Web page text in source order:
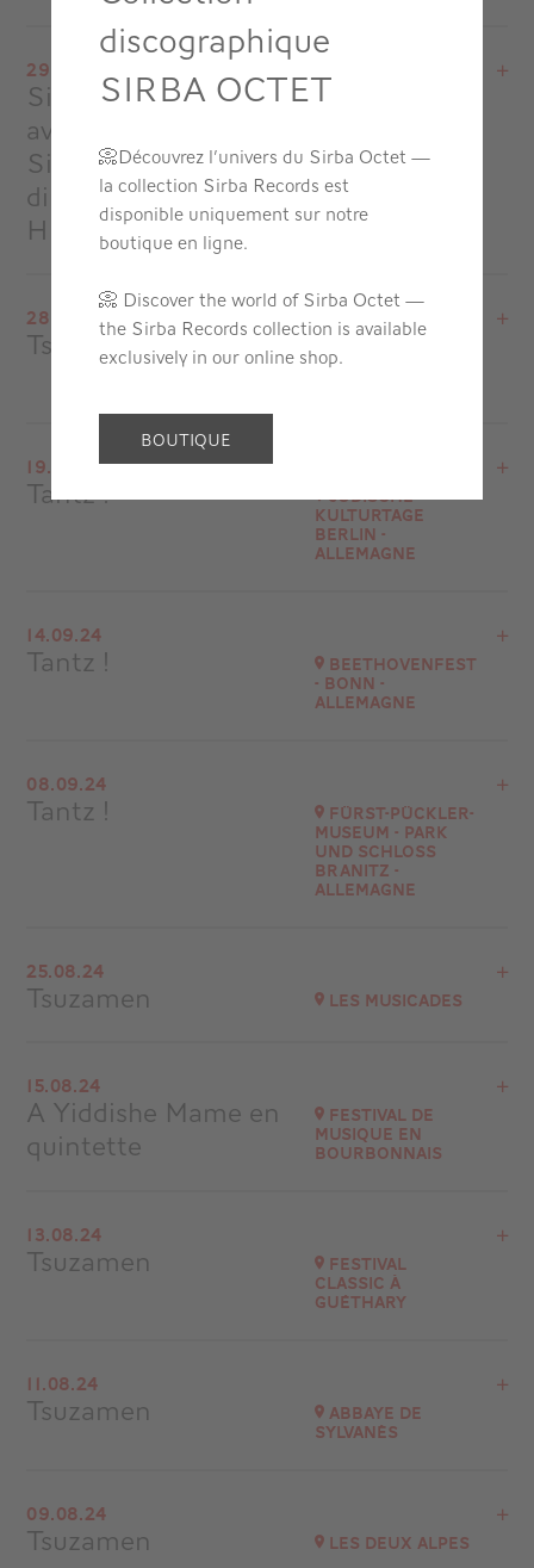
discographique
SIRBA OCTET
📀Découvrez l’univers du Sirba Octet —
la collection Sirba Records est
disponible uniquement sur notre
boutique en ligne.
📀 Discover the world of Sirba Octet —
the Sirba Records collection is available
exclusively in our online shop.
BOUTIQUE
Voir le programme
Mont-Saint-Michel
à20H00
Accéder au site
29.09.24
Sirba Orchestra !
avec l’Orchestre
Sinfonia Iuventus,
direction Alexander
Humala
Voir le programme
Folle journée de Varsovie - Pologne
Teatr Wielki Opera Narodowa
Accéder au site
28.09.24
Tsuzamen Folle journée
de Varsovie -
Voir le programme
Folle journée de Varsovie - Pologne
Teatr Wielki Opera Narodowa
19.09.24
Tantz ! Jüdische
Kulturtage
Berlin -
Allemagne
Jüdische Kulturtage Berlin - Allemagne
14.09.24
Tantz ! Beethovenfest
- Bonn -
Allemagne
Bonn - Allemagne
08.09.24
Tantz ! Fürst-Pückler-
Museum - Park
und Schloss
Branitz -
ALLEMAGNE
Fürst-Pückler-Museum - Park und Schloss Branitz
25.08.24
Tsuzamen Les Musicades
Romans-sur-Isère
à20H30
Accéder au site
15.08.24
A Yiddishe Mame en
quintette
Festival de
musique en
Bourbonnais
Festival de musique en Bourbonnais
13.08.24
Tsuzamen Festival
Classic à
Guéthary
Eglise Notre-Dame de l’Assomption
Bidart (64210)
11.08.24
Tsuzamen Abbaye de
Sylvanès
Festival Abbaye de Sylvanès
à 21H00
09.08.24
Tsuzamen Les Deux Alpes